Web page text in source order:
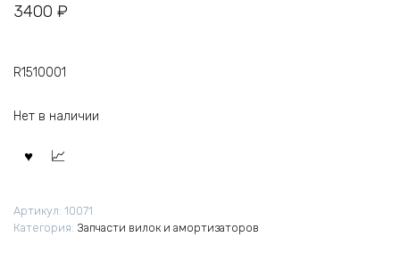
3400 ₽
R1510001
Нет в наличии
Артикул: 10071
Категория: Запчасти вилок и амортизаторов